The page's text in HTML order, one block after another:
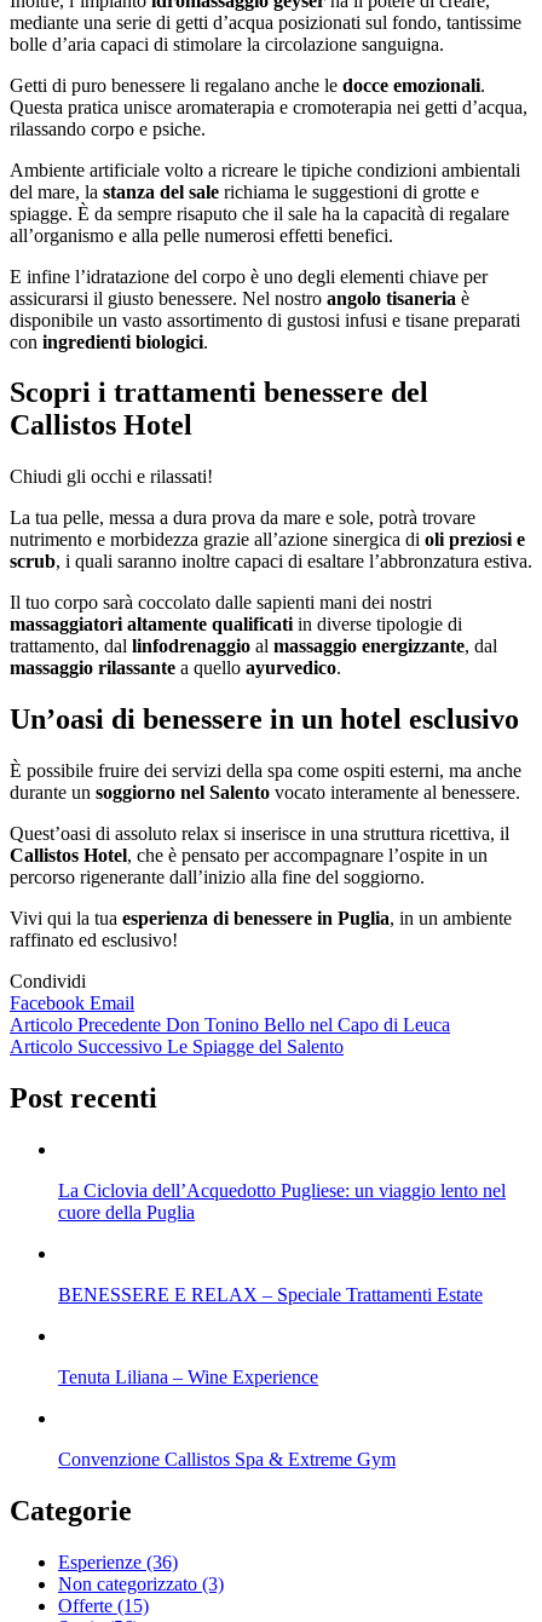
mediante una serie di getti d’acqua posizionati sul fondo, tantissime
bolle d’aria capaci di stimolare la circolazione sanguigna.
Getti di puro benessere li regalano anche le docce emozionali.
Questa pratica unisce aromaterapia e cromoterapia nei getti d’acqua,
rilassando corpo e psiche.
Ambiente artificiale volto a ricreare le tipiche condizioni ambientali
del mare, la stanza del sale richiama le suggestioni di grotte e
spiagge. È da sempre risaputo che il sale ha la capacità di regalare
all’organismo e alla pelle numerosi effetti benefici.
E infine l’idratazione del corpo è uno degli elementi chiave per
assicurarsi il giusto benessere. Nel nostro angolo tisaneria è
disponibile un vasto assortimento di gustosi infusi e tisane preparati
con ingredienti biologici.
Scopri i trattamenti benessere del
Callistos Hotel
Chiudi gli occhi e rilassati!
La tua pelle, messa a dura prova da mare e sole, potrà trovare
nutrimento e morbidezza grazie all’azione sinergica di oli preziosi e
scrub, i quali saranno inoltre capaci di esaltare l’abbronzatura estiva.
Il tuo corpo sarà coccolato dalle sapienti mani dei nostri
massaggiatori altamente qualificati in diverse tipologie di
trattamento, dal linfodrenaggio al massaggio energizzante, dal
massaggio rilassante a quello ayurvedico.
Un’oasi di benessere in un hotel esclusivo
È possibile fruire dei servizi della spa come ospiti esterni, ma anche
durante un soggiorno nel Salento vocato interamente al benessere.
Quest’oasi di assoluto relax si inserisce in una struttura ricettiva, il
Callistos Hotel, che è pensato per accompagnare l’ospite in un
percorso rigenerante dall’inizio alla fine del soggiorno.
Vivi qui la tua esperienza di benessere in Puglia, in un ambiente
raffinato ed esclusivo!
Condividi
Facebook Email
Navigazione
articoli
Articolo Precedente Don Tonino Bello nel Capo di Leuca
Articolo Successivo Le Spiagge del Salento
Post recenti
La Ciclovia dell’Acquedotto Pugliese: un viaggio lento nel
cuore della Puglia
BENESSERE E RELAX – Speciale Trattamenti Estate
Tenuta Liliana – Wine Experience
Convenzione Callistos Spa & Extreme Gym
Categorie
Esperienze (36)
Non categorizzato (3)
Offerte (15)